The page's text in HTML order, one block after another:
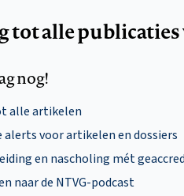
tot alle publicaties
nog!
alle artikelen
alerts voor artikelen en dossiers
en nascholing mét
naar de NTVG-podcast